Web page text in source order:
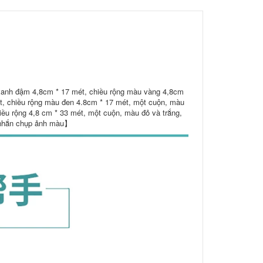
đậm 4,8cm * 17 mét, chiều rộng màu vàng 4,8cm
chiều rộng màu đen 4.8cm * 17 mét, một cuộn, màu
rộng 4,8 cm * 33 mét, một cuộn, màu đỏ và trắng,
chụp ảnh màu】